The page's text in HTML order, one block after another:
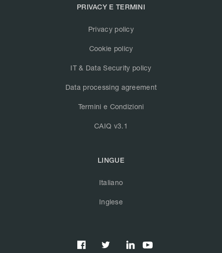
PRIVACY E TERMINI
Privacy policy
Cookie policy
IT & Data Security policy
Data processing agreement
Termini e Condizioni
CAIQ v3.1
LINGUE
Italiano
Inglese
  